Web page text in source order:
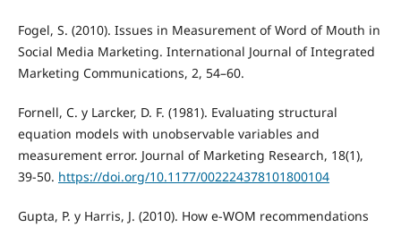
Fogel, S. (2010). Issues in Measurement of Word of Mouth in
Social Media Marketing. International Journal of Integrated
Marketing Communications, 2, 54–60.
Fornell, C. y Larcker, D. F. (1981). Evaluating structural
equation models with unobservable variables and
measurement error. Journal of Marketing Research, 18(1),
39-50. https://doi.org/10.1177/002224378101800104
Gupta, P. y Harris, J. (2010). How e-WOM recommendations